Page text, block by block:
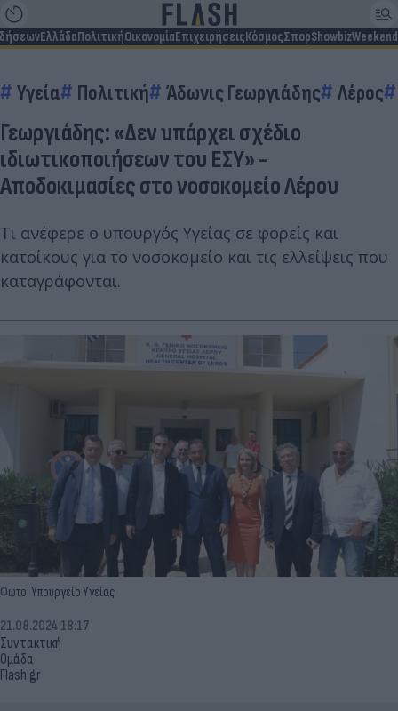
ΕλλάδαΠολιτικήΟικονομίαΕπιχειρήσειςΚόσμοςΣπορShowbizWeekend
Υγεία Πολιτική Άδωνις Γεωργιάδης Λέρος
Γεωργιάδης: «Δεν υπάρχει σχέδιο
ιδιωτικοποιήσεων του ΕΣΥ» -
Αποδοκιμασίες στο νοσοκομείο Λέρου
Τι ανέφερε ο υπουργός Υγείας σε φορείς και
κατοίκους για το νοσοκομείο και τις ελλείψεις που
καταγράφονται.
Φωτο: Υπουργείο Υγείας
Συντακτική
Ομάδα
Flash.gr
21.08.2024 18:17